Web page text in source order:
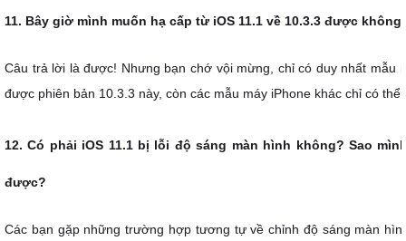
11. Bây giờ mình muốn hạ cấp từ iOS 11.1 về 10.3.3 được
Câu trả lời là được! Nhưng bạn chớ vội mừng, chỉ có duy nhất mẫu
được phiên bản 10.3.3 này, còn các mẫu máy iPhone khác chỉ có
12. Có phải iOS 11.1 bị lỗi độ sáng màn hình không? Sao
được?
Các bạn gặp những trường hợp tương tự về chỉnh độ sáng màn